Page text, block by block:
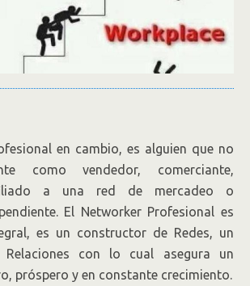
en cambio, es alguien que no
como vendedor, comerciante,
a una red de mercadeo o
El Networker Profesional es
es un constructor de Redes, un
con lo cual asegura un
próspero y en constante crecimiento.